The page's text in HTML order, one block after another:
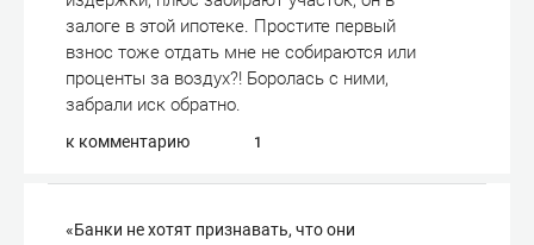
залоге в этой ипотеке. Простите первый
взнос тоже отдать мне не собираются или
проценты за воздух?! Боролась с ними,
забрали иск обратно.
к комментарию 1
«Банки не хотят признавать, что они